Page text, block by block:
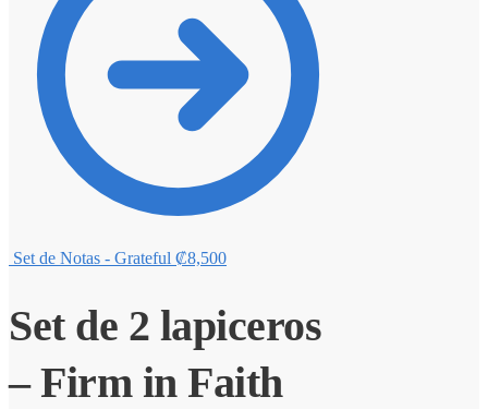
Set de Notas - Grateful ₡8,500
Set de 2 lapiceros
– Firm in Faith